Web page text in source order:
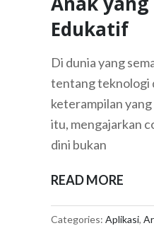
Edukatif
Di dunia yang
tentang teknologi
keterampilan
itu, mengajarkan
dini bukan
READ MORE
Categories: Aplikasi,